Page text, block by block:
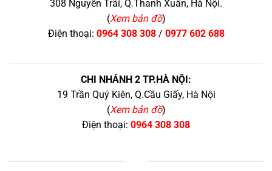
308 Nguyễn Trãi, Q.Thanh Xuân, Hà Nội.
(Xem bản đồ)
Điện thoại: 0964 308 308/ 0977 602 688
CHI NHÁNH 2 TP.HÀ NỘI:
19 Trần Quý Kiên, Q.Cầu Giấy, Hà Nội
(Xem bản đồ)
Điện thoại: 0964 308 308